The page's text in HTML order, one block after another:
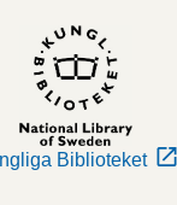
Biblioteket